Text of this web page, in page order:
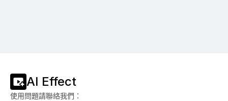
AI Effect
使用問題請聯絡我們：